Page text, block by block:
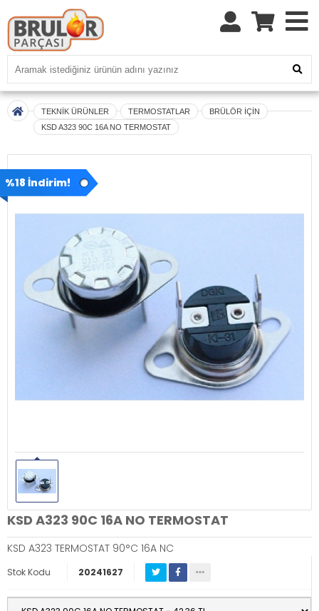
TEKNİK ÜRÜNLER TERMOSTATLAR
BRÜLÖR İÇİN
KSD A323 90C 16A NO TERMOSTAT
%18 İndirim!
KSD A323 90C 16A NO TERMOSTAT
KSD A323 TERMOSTAT 90°C 16A NC
Stok Kodu 20241627